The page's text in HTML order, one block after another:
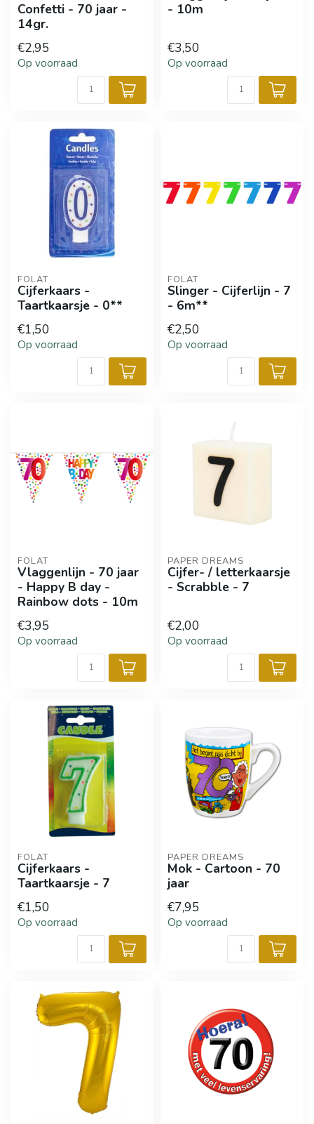
Confetti - 70 jaar -
14gr.
€2,95
Op voorraad
- 10m
€3,50
Op voorraad
FOLAT
Cijferkaars -
Taartkaarsje - 0**
€1,50
Op voorraad
FOLAT
Slinger - Cijferlijn - 7
- 6m**
€2,50
Op voorraad
FOLAT
Vlaggenlijn - 70 jaar
- Happy B day -
Rainbow dots - 10m
€3,95
Op voorraad
PAPER DREAMS
Cijfer- / letterkaarsje
- Scrabble - 7
€2,00
Op voorraad
FOLAT
Cijferkaars -
Taartkaarsje - 7
€1,50
Op voorraad
PAPER DREAMS
Mok - Cartoon - 70
jaar
€7,95
Op voorraad